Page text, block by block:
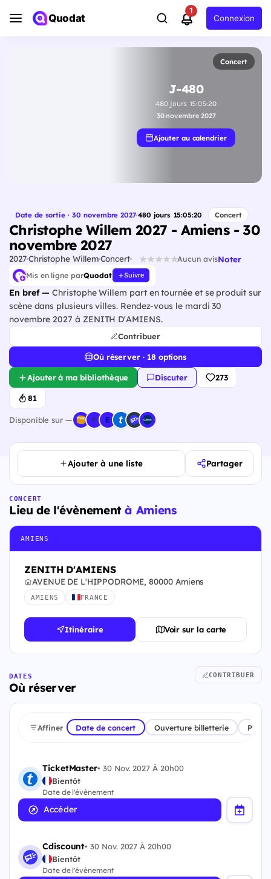
Quodat
1
Connexion
Concert
J-480
480 jours 15:05:19
30 novembre 2027
Ajouter au calendrier
Date de sortie · 30 novembre 2027·480 jours 15:05:19 Concert
Christophe Willem 2027 - Amiens - 30
novembre 2027
2027Christophe WillemConcert Aucun avisNoter
Mis en ligne parQuodat Suivre
En bref — Christophe Willem part en tournée et se produit sur
scène dans plusieurs villes. Rendez-vous le mardi 30
novembre 2027 à ZENITH D'AMIENS.
Contribuer
Où réserver · 18 options
Ajouter à ma bibliothèque Discuter 273
81
Disponible sur —
Ajouter à une liste Partager
CONCERT
Lieu de l'évènementà Amiens
AMIENS
ZENITH D'AMIENS
AVENUE DE L'HIPPODROME, 80000 Amiens
AMIENS FRANCE
Itinéraire Voir sur la carte
DATES
Où réserver
CONTRIBUER
Affiner Date de concert Ouverture billetterie
TicketMaster• 30 Nov. 2027 À 20h00
Bientôt
Date de l'évènement
Accéder
Cdiscount•30 Nov. 2027 À 20h00
Bientôt
Date de l'évènement